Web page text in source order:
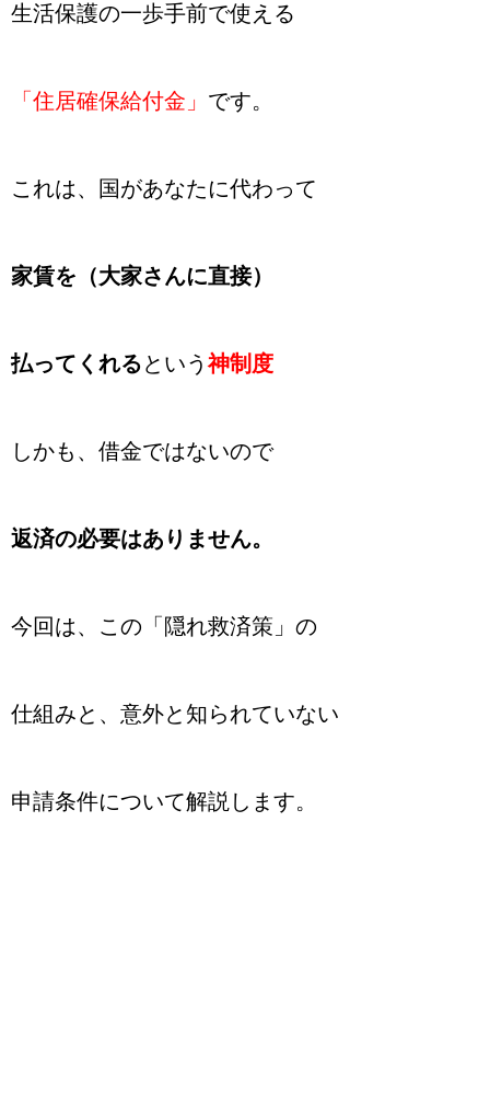
生活保護の一歩手前で使える
「住居確保給付金」 です。
これは、国があなたに代わって
家賃を（大家さんに直接）
払ってくれるという神制度
しかも、借金ではないので
返済の必要はありません。
今回は、この「隠れ救済策」の
仕組みと、意外と知られていない
申請条件について解説します。